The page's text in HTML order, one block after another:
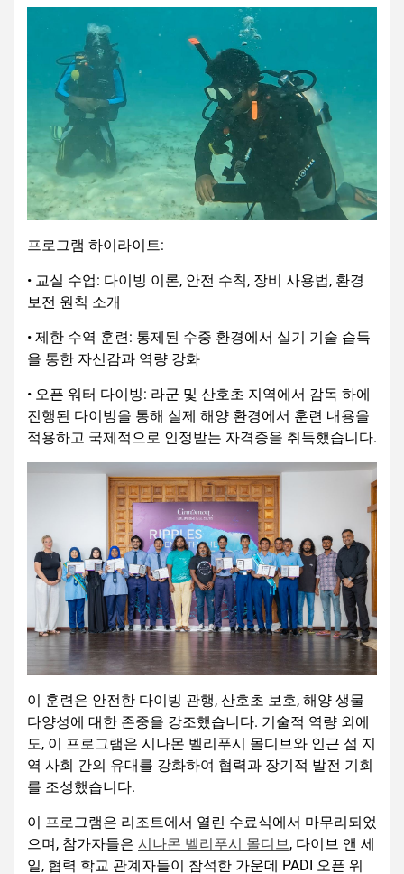
프로그램 하이라이트:
• 교실 수업: 다이빙 이론, 안전 수칙, 장비 사용법, 환경
보전 원칙 소개
• 제한 수역 훈련: 통제된 수중 환경에서 실기 기술 습득
을 통한 자신감과 역량 강화
• 오픈 워터 다이빙: 라군 및 산호초 지역에서 감독 하에
진행된 다이빙을 통해 실제 해양 환경에서 훈련 내용을
적용하고 국제적으로 인정받는 자격증을 취득했습니다.
이 훈련은 안전한 다이빙 관행, 산호초 보호, 해양 생물
다양성에 대한 존중을 강조했습니다. 기술적 역량 외에
도, 이 프로그램은 시나몬 벨리푸시 몰디브와 인근 섬 지
역 사회 간의 유대를 강화하여 협력과 장기적 발전 기회
를 조성했습니다.
이 프로그램은 리조트에서 열린 수료식에서 마무리되었
으며, 참가자들은 시나몬 벨리푸시 몰디브 , 다이브 앤 세
일, 협력 학교 관계자들이 참석한 가운데 PADI 오픈 워